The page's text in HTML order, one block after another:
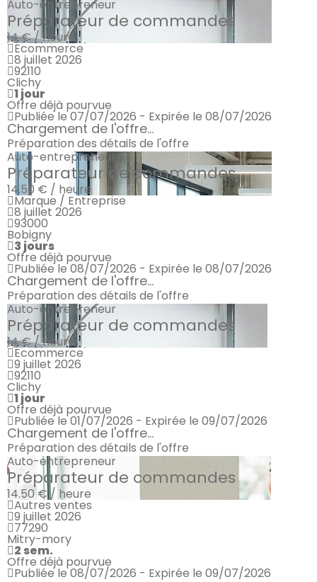
Auto-entrepreneur
Préparateur de commandes
14 € / heure
Ecommerce
8 juillet 2026
92110
Clichy
1 jour
Offre déjà pourvue
Publiée le 07/07/2026 - Expirée le 08/07/2026
Chargement de l'offre...
Préparation des détails de l'offre
Auto-entrepreneur
Préparateur de commandes
14.50 € / heure
Marque / Entreprise
8 juillet 2026
93000
Bobigny
3 jours
Offre déjà pourvue
Publiée le 08/07/2026 - Expirée le 08/07/2026
Chargement de l'offre...
Préparation des détails de l'offre
Auto-entrepreneur
Préparateur de commandes
14 € / heure
Ecommerce
9 juillet 2026
92110
Clichy
1 jour
Offre déjà pourvue
Publiée le 01/07/2026 - Expirée le 09/07/2026
Chargement de l'offre...
Préparation des détails de l'offre
Auto-entrepreneur
Préparateur de commandes
14.50 € / heure
Autres ventes
9 juillet 2026
77290
Mitry-mory
2 sem.
Offre déjà pourvue
Publiée le 08/07/2026 - Expirée le 09/07/2026